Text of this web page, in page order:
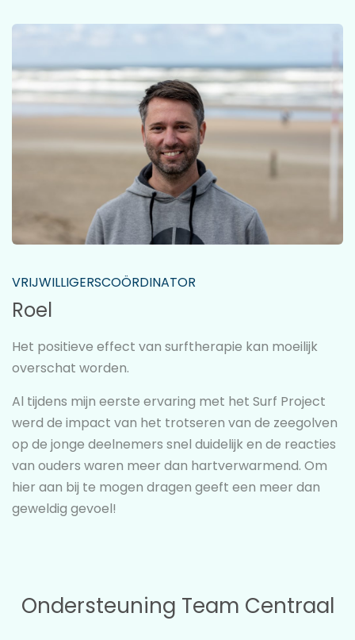
Roel
VRIJWILLIGERSCOÖRDINATOR
Het positieve effect van surftherapie kan moeilijk
overschat worden.
Al tijdens mijn eerste ervaring met het Surf Project
werd de impact van het trotseren van de zeegolven
op de jonge deelnemers snel duidelijk en de reacties
van ouders waren meer dan hartverwarmend. Om
hier aan bij te mogen dragen geeft een meer dan
geweldig gevoel!
Ondersteuning Team Centraal